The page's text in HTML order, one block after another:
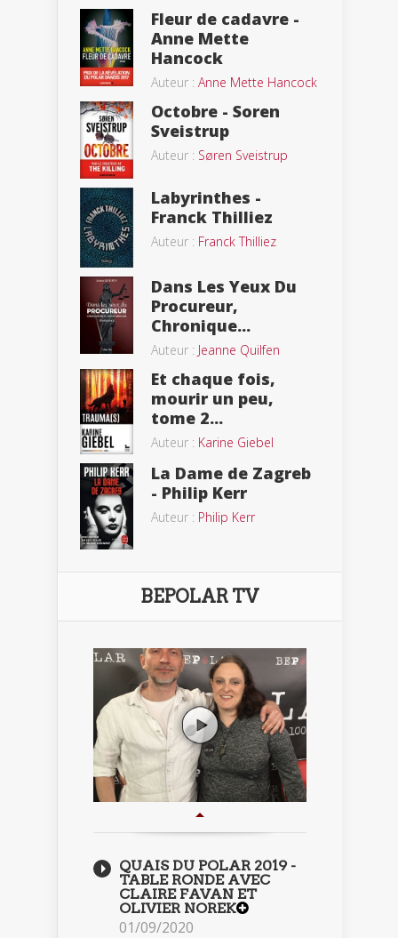
Fleur de cadavre -
Anne Mette
Hancock
Auteur : Anne Mette Hancock
Octobre - Soren
Sveistrup
Auteur : Søren Sveistrup
Labyrinthes -
Franck Thilliez
Auteur : Franck Thilliez
Dans Les Yeux Du
Procureur,
Chronique...
Auteur : Jeanne Quilfen
Et chaque fois,
mourir un peu,
tome 2...
Auteur : Karine Giebel
La Dame de Zagreb
- Philip Kerr
Auteur : Philip Kerr
BEPOLAR TV
QUAIS DU POLAR 2019 -
TABLE RONDE AVEC
CLAIRE FAVAN ET
OLIVIER NOREK
01/09/2020